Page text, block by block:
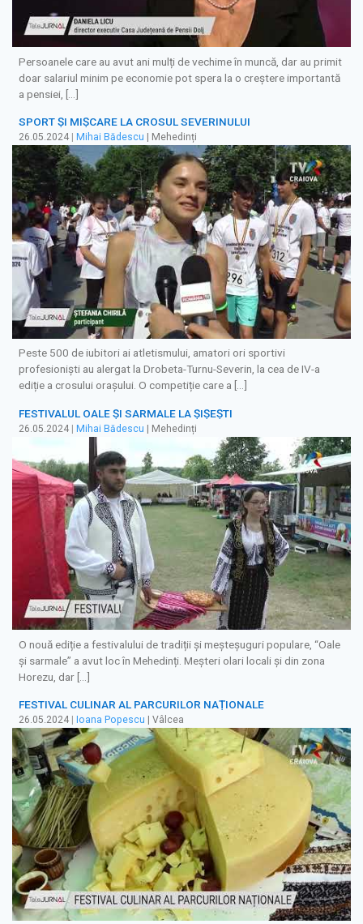
Persoanele care au avut ani mulți de vechime în muncă, dar au primit
doar salariul minim pe economie pot spera la o creștere importantă
a pensiei, […]
SPORT ȘI MIȘCARE LA CROSUL SEVERINULUI
26.05.2024 Mihai Bădescu | Mehedinți
Peste 500 de iubitori ai atletismului, amatori ori sportivi
profesioniști au alergat la Drobeta-Turnu-Severin, la cea de IV-a
ediție a crosului orașului. O competiție care a […]
FESTIVALUL OALE ȘI SARMALE LA ȘIȘEȘTI
26.05.2024 | Mihai Bădescu | Mehedinți
O nouă ediție a festivalului de tradiții și meșteșuguri populare, “Oale
și sarmale” a avut loc în Mehedinți. Meșteri olari locali și din zona
Horezu, dar […]
FESTIVAL CULINAR AL PARCURILOR NAȚIONALE
26.05.2024 Ioana Popescu | Vâlcea